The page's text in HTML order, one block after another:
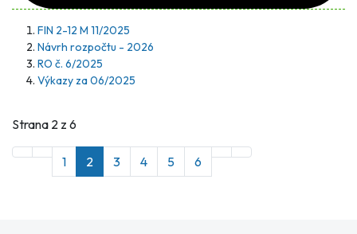
FIN 2-12 M 11/2025
Návrh rozpočtu - 2026
RO č. 6/2025
Výkazy za 06/2025
Strana 2 z 6
1 2 3 4 5 6